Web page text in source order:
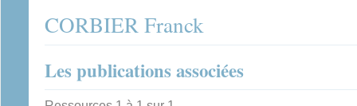
CORBIER Franck
Les publications associées